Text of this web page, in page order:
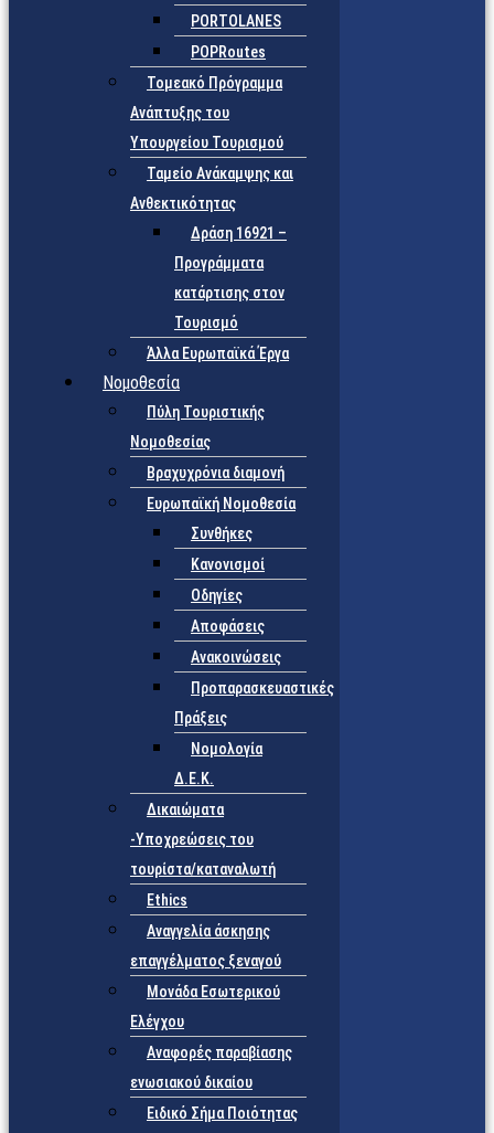
PORTOLANES
POPRoutes
Τομεακό Πρόγραμμα
Ανάπτυξης του
Υπουργείου Τουρισμού
Ταμείο Ανάκαμψης και
Ανθεκτικότητας
Δράση 16921 –
Προγράμματα
κατάρτισης στον
Τουρισμό
Άλλα Ευρωπαϊκά Έργα
Νομοθεσία
Πύλη Τουριστικής
Νομοθεσίας
Βραχυχρόνια διαμονή
Ευρωπαϊκή Νομοθεσία
Συνθήκες
Κανονισμοί
Οδηγίες
Αποφάσεις
Ανακοινώσεις
Προπαρασκευαστικές
Πράξεις
Νομολογία
Δ.Ε.Κ.
Δικαιώματα
-Υποχρεώσεις του
τουρίστα/καταναλωτή
Ethics
Αναγγελία άσκησης
επαγγέλματος ξεναγού
Μονάδα Εσωτερικού
Ελέγχου
Αναφορές παραβίασης
ενωσιακού δικαίου
Ειδικό Σήμα Ποιότητας